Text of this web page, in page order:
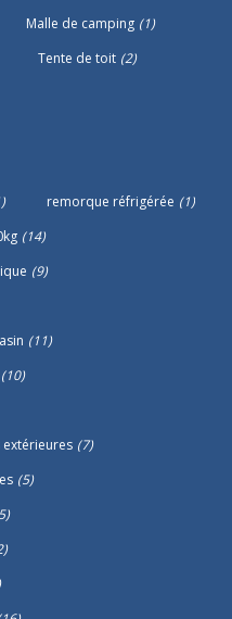
Malle de camping (1)
Tente de toit (2)
remorque réfrigérée (1)
(14)
(9)
(11)
(10)
(7)
(5)